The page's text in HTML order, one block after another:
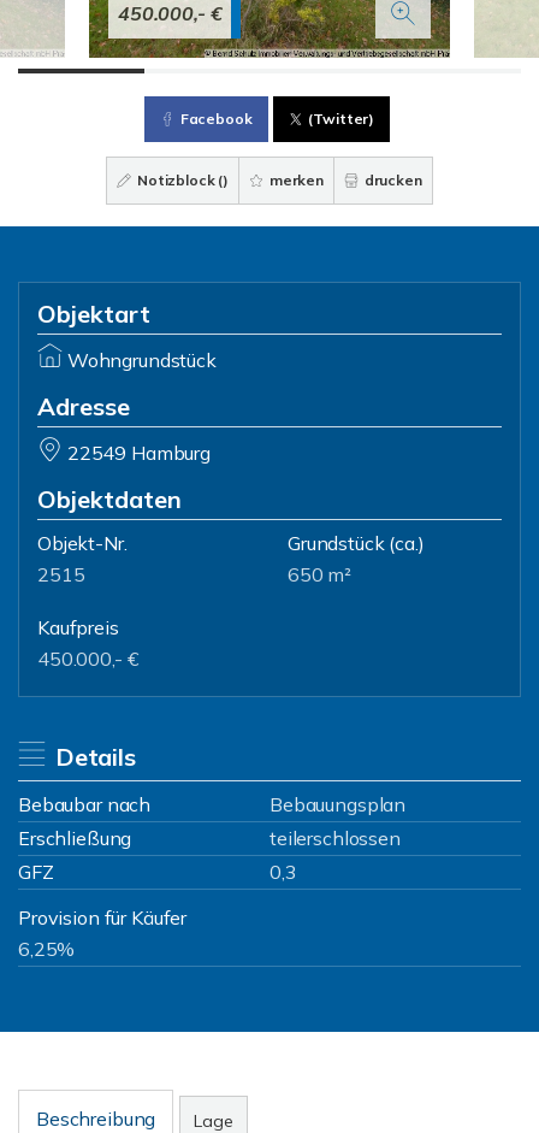
450.000,- €
Facebook (Twitter)
Notizblock () merken drucken
Objektart
Wohngrundstück
Adresse
22549 Hamburg
Objektdaten
Objekt-Nr.
2515
Grundstück(ca.)
650 m²
Kaufpreis
450.000,- €
Details
Bebaubar nach
Bebauungsplan
Erschließung
teilerschlossen
GFZ
0,3
Provision für Käufer
6,25%
Beschreibung Lage